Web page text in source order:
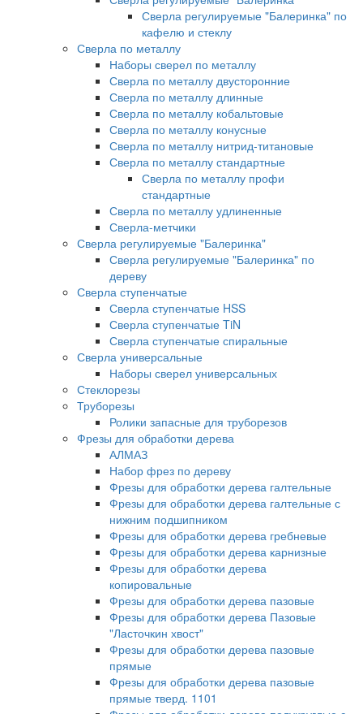
Сверла регулируемые "Балеринка" по
кафелю и стеклу
Сверла по металлу
Наборы сверел по металлу
Сверла по металлу двусторонние
Сверла по металлу длинные
Сверла по металлу кобальтовые
Сверла по металлу конусные
Сверла по металлу нитрид-титановые
Сверла по металлу стандартные
Сверла по металлу профи
стандартные
Сверла по металлу удлиненные
Сверла-метчики
Сверла регулируемые "Балеринка"
Сверла регулируемые "Балеринка" по
дереву
Сверла ступенчатые
Сверла ступенчатые HSS
Сверла ступенчатые TiN
Сверла ступенчатые спиральные
Сверла универсальные
Наборы сверел универсальных
Стеклорезы
Труборезы
Ролики запасные для труборезов
Фрезы для обработки дерева
АЛМАЗ
Набор фрез по дереву
Фрезы для обработки дерева галтельные
Фрезы для обработки дерева галтельные с
нижним подшипником
Фрезы для обработки дерева гребневые
Фрезы для обработки дерева карнизные
Фрезы для обработки дерева
копировальные
Фрезы для обработки дерева пазовые
Фрезы для обработки дерева Пазовые
"Ласточкин хвост"
Фрезы для обработки дерева пазовые
прямые
Фрезы для обработки дерева пазовые
прямые тверд. 1101